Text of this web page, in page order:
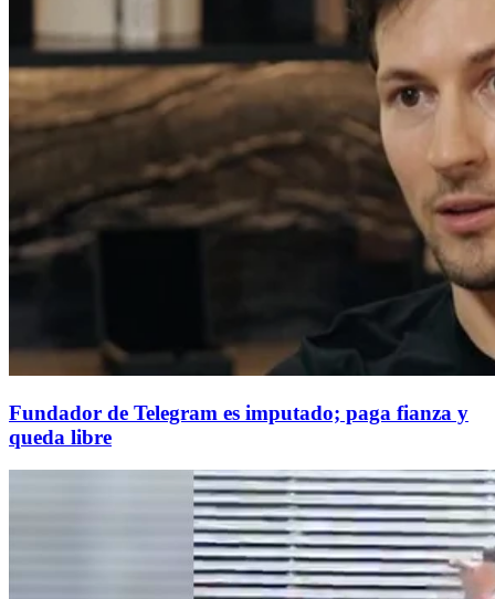
Fundador de Telegram es imputado; paga fianza y
queda libre